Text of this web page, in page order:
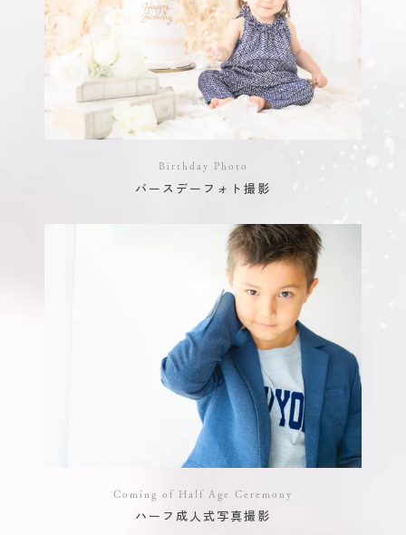
Birthday Photo
バースデーフォト撮影
Coming of Half Age Ceremony
ハーフ成人式写真撮影